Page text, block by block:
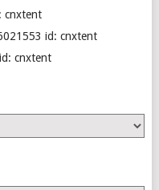
cnxtent
id: cnxtent
cnxtent